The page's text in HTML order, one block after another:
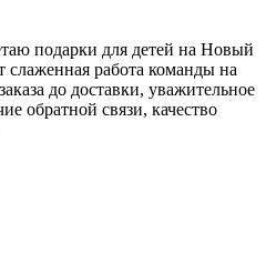
подарки для детей на Новый
слаженная работа команды на
до доставки, уважительное
обратной связи, качество